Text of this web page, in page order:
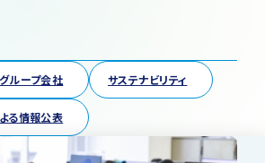
グループ会社 サステナビリティ
る情報公表